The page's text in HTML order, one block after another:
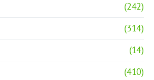
(242)
(314)
(14)
(410)